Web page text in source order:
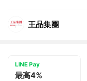
王品集團
LINE Pay
最高4%